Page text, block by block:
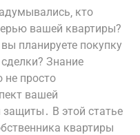
кто
вашей квартиры?
планируете покупку
сделки? Знание
не просто
вашей
В этой статье
квартиры